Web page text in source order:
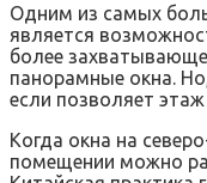
Одним из самых
является
более
панорамные окна.
если позволяет
Когда окна на
помещении можно